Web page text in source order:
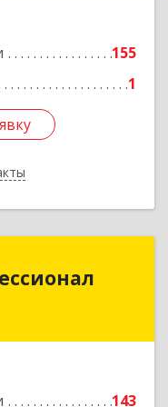
155
1
143
г, Кирова